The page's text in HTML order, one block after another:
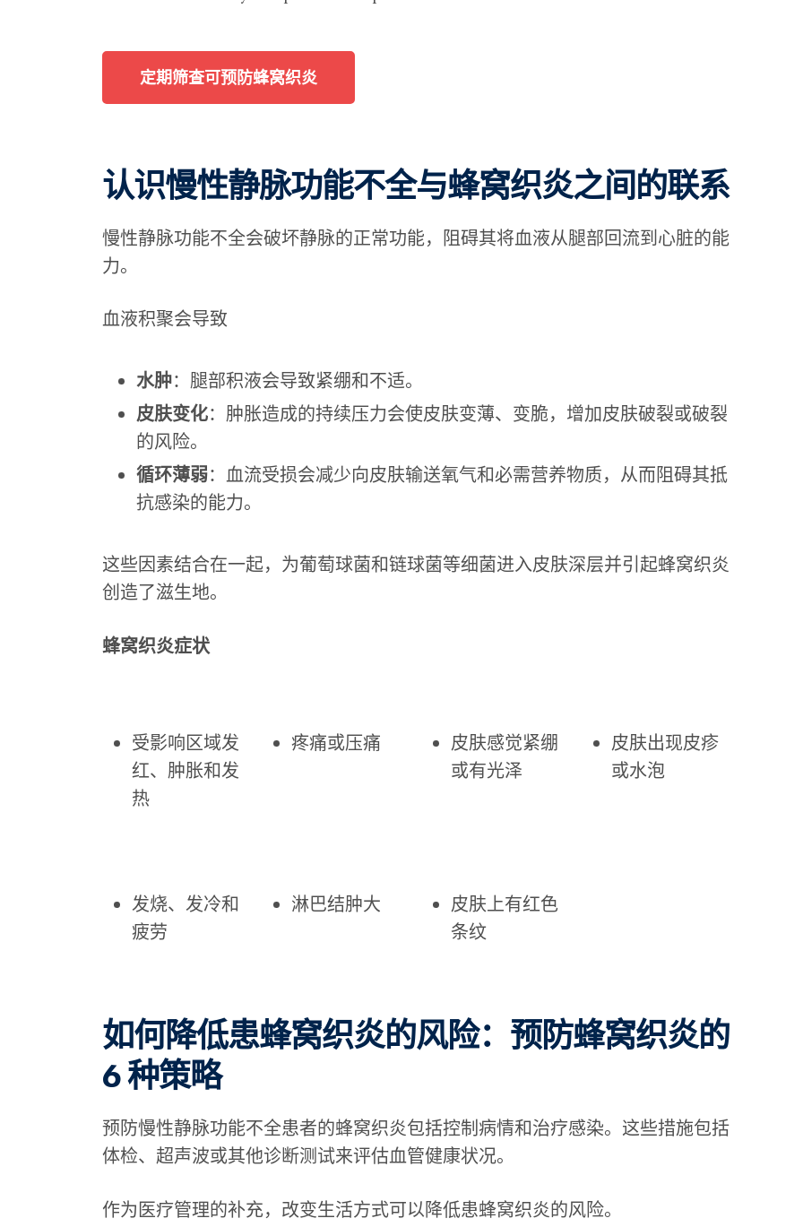
定期筛查可预防蜂窝织炎
认识慢性静脉功能不全与蜂窝织炎之间的联系
慢性静脉功能不全会破坏静脉的正常功能，阻碍其将血液从腿部回流到心脏的能
力。
血液积聚会导致
水肿：腿部积液会导致紧绷和不适。
皮肤变化：肿胀造成的持续压力会使皮肤变薄、变脆，增加皮肤破裂或破裂
的风险。
循环薄弱：血流受损会减少向皮肤输送氧气和必需营养物质，从而阻碍其抵
抗感染的能力。
这些因素结合在一起，为葡萄球菌和链球菌等细菌进入皮肤深层并引起蜂窝织炎
创造了滋生地。
蜂窝织炎症状
受影响区域发
红、肿胀和发
热
疼痛或压痛
皮肤感觉紧绷
或有光泽
皮肤出现皮疹
或水泡
发烧、发冷和
疲劳
淋巴结肿大
皮肤上有红色
条纹
如何降低患蜂窝织炎的风险：预防蜂窝织炎的
6 种策略
预防慢性静脉功能不全患者的蜂窝织炎包括控制病情和治疗感染。这些措施包括
体检、超声波或其他诊断测试来评估血管健康状况。
作为医疗管理的补充，改变生活方式可以降低患蜂窝织炎的风险。